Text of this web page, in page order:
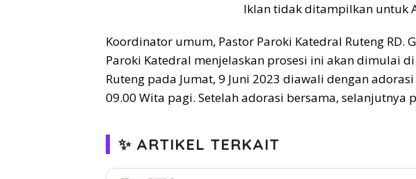
Iklan tidak ditampilkan untuk
Koordinator umum, Pastor Paroki Katedral Ruteng RD.
Paroki Katedral menjelaskan prosesi ini akan dimulai
Ruteng pada Jumat, 9 Juni 2023 diawali dengan
09.00 Wita pagi. Setelah adorasi bersama, selanjutnya
✨ ARTIKEL TERKAIT